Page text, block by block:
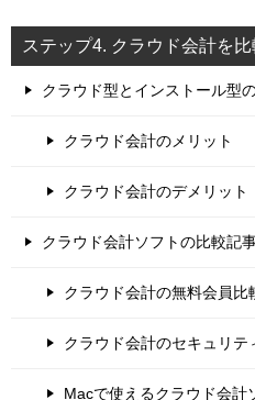
ステップ4. クラウド会計を
クラウド型とインストール型
クラウド会計のメリット
クラウド会計のデメリット
クラウド会計ソフトの比較記
クラウド会計の無料会員比
クラウド会計のセキュリテ
Macで使えるクラウド会計